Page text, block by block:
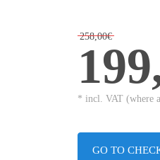
258,00€
* incl. VAT (where
GO TO